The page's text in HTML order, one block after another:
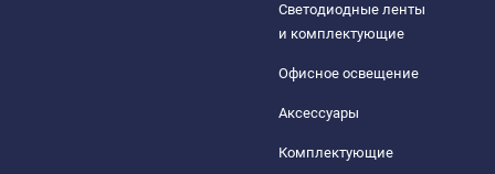
Светодиодные ленты
и комплектующие
Офисное освещение
Аксессуары
Комплектующие